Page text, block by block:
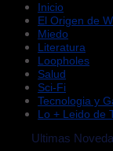
Inicio
El Origen de
Miedo
Literatura
Loopholes
Salud
Sci-Fi
Tecnologia y
Lo + Leido de
Ultimas